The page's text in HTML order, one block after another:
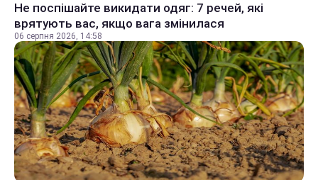
Не поспішайте викидати одяг: 7 речей, які
врятують вас, якщо вага змінилася
06 серпня 2026, 14:58